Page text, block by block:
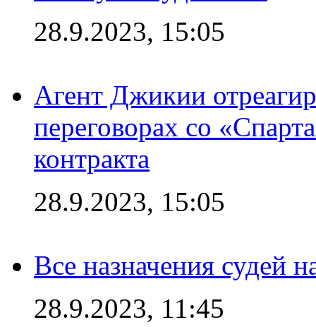
28.9.2023, 15:05
Агент Джикии
переговорах со
контракта
28.9.2023, 15:05
Все назначения судей
28.9.2023, 11:45